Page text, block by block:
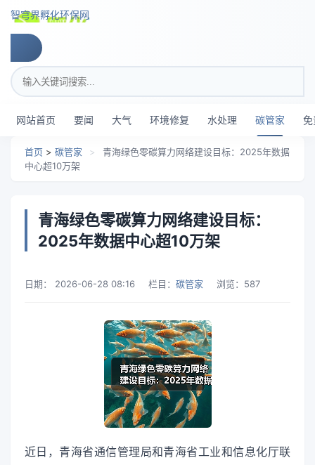
智穹界孵化环保网
搜索关键词
网站首页 要闻 大气 环境修复 水处理 碳管家 免
首页 > 碳管家 >
青海绿色零碳算力网络建设目标：2025年数据
中心超10万架
青海绿色零碳算力网络建设目标：
2025年数据中心超10万架
日期： 2026-06-28 08:16 栏目： 碳管家 浏览： 587
近日，青海省通信管理局和青海省工业和信息化厅联